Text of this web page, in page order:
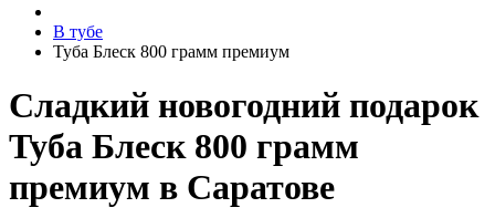
В тубе
Туба Блеск 800 грамм премиум
Сладкий новогодний подарок
Туба Блеск 800 грамм
премиум в Саратове